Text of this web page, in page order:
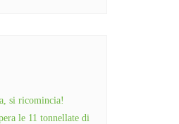
si ricomincia!
le 11 tonnellate di